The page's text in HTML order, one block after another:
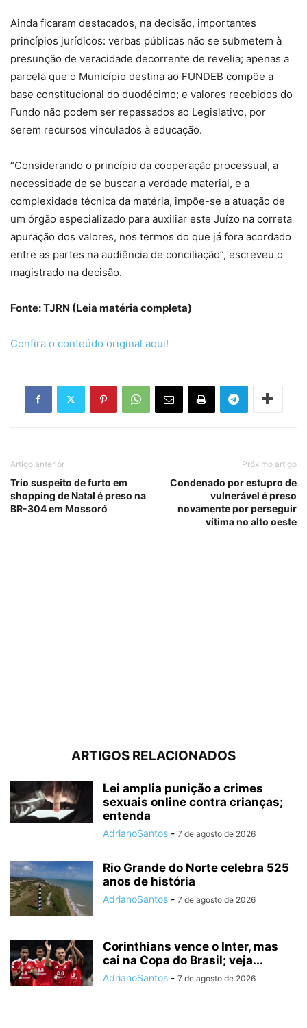
Ainda ficaram destacados, na decisão, importantes
princípios jurídicos: verbas públicas não se submetem à
presunção de veracidade decorrente de revelia; apenas a
parcela que o Município destina ao FUNDEB compõe a
base constitucional do duodécimo; e valores recebidos do
Fundo não podem ser repassados ao Legislativo, por
serem recursos vinculados à educação.
“Considerando o princípio da cooperação processual, a
necessidade de se buscar a verdade material, e a
complexidade técnica da matéria, impõe-se a atuação de
um órgão especializado para auxiliar este Juízo na correta
apuração dos valores, nos termos do que já fora acordado
entre as partes na audiência de conciliação”, escreveu o
magistrado na decisão.
Fonte: TJRN (Leia matéria completa)
Confira o conteúdo original aqui!
Artigo anterior
Trio suspeito de furto em
shopping de Natal é preso na
BR-304 em Mossoró
Próximo artigo
Condenado por estupro de
vulnerável é preso
novamente por perseguir
vítima no alto oeste
ARTIGOS RELACIONADOS
Lei amplia punição a crimes
sexuais online contra crianças;
entenda
AdrianoSantos - 7 de agosto de 2026
Rio Grande do Norte celebra 525
anos de história
AdrianoSantos - 7 de agosto de 2026
Corinthians vence o Inter, mas
cai na Copa do Brasil; veja...
AdrianoSantos - 7 de agosto de 2026